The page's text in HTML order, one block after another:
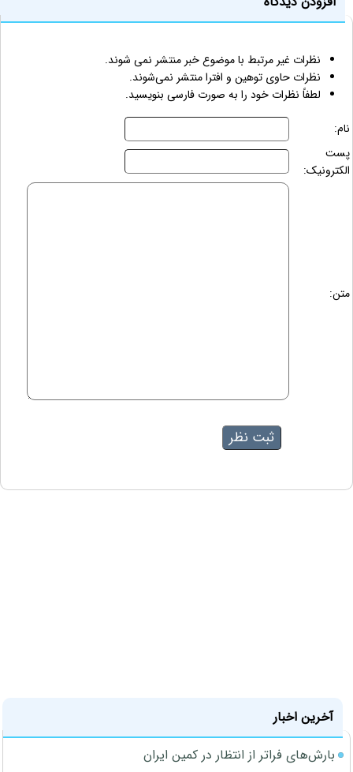
نظرات غیر مرتبط با موضوع خبر منتشر نمی شوند.
نظرات حاوی توهین و افترا منتشر نمی‌شوند.
لطفاً نظرات خود را به صورت فارسی بنویسید.
نام:
پست
الکترونیک:
متن:
آخرین اخبار
بارش‌های فراتر از انتظار در کمین ایران